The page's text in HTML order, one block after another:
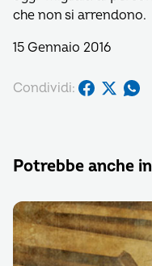
che non si arrendono.
15 Gennaio 2016
Condividi:
Potrebbe anche